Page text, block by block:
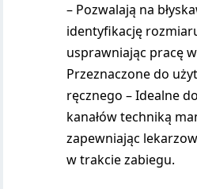
– Pozwalają na
identyfikację
usprawniając pracę
Przeznaczone do
ręcznego – Idealne
kanałów techniką
zapewniając
w trakcie zabiegu.